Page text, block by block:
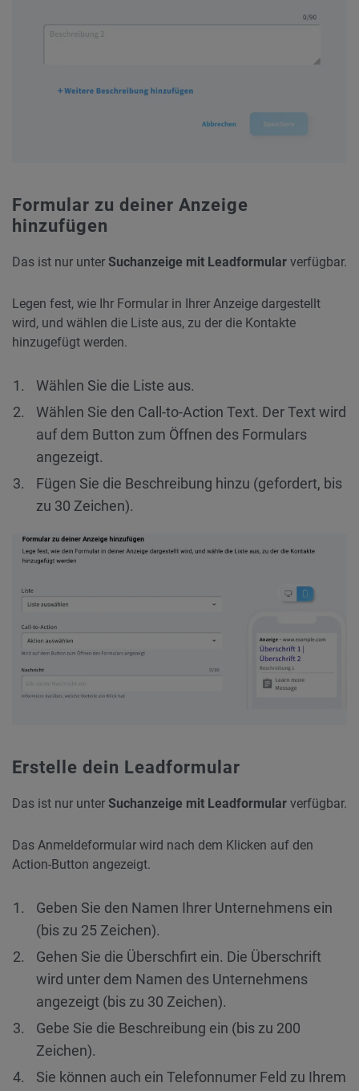
Formular zu deiner Anzeige
hinzufügen
Das ist nur unter Suchanzeige mit Leadformular verfügbar.
Legen fest, wie Ihr Formular in Ihrer Anzeige dargestellt
wird, und wählen die Liste aus, zu der die Kontakte
hinzugefügt werden.
Wählen Sie die Liste aus.
Wählen Sie den Call-to-Action Text. Der Text wird
auf dem Button zum Öffnen des Formulars
angezeigt.
Fügen Sie die Beschreibung hinzu (gefordert, bis
zu 30 Zeichen).
Erstelle dein Leadformular
Das ist nur unter Suchanzeige mit Leadformular verfügbar.
Das Anmeldeformular wird nach dem Klicken auf den
Action-Button angezeigt.
Geben Sie den Namen Ihrer Unternehmens ein
(bis zu 25 Zeichen).
Gehen Sie die Überschfirt ein. Die Überschrift
wird unter dem Namen des Unternehmens
angezeigt (bis zu 30 Zeichen).
Gebe Sie die Beschreibung ein (bis zu 200
Zeichen).
Sie können auch ein Telefonnumer Feld zu Ihrem